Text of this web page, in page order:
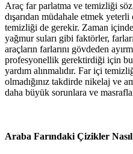
Araç far parlatma ve temizliği
dışarıdan müdahale etmek
temizliği de gerekir. Zaman
yağmur suları gibi faktörler,
araçların farlarını gövdeden
profesyonellik gerektirdiği için
yardım alınmalıdır. Far içi
olmadığınız takdirde nikelaj ve
daha büyük sorunlara ve
Araba Farındaki Çizikler